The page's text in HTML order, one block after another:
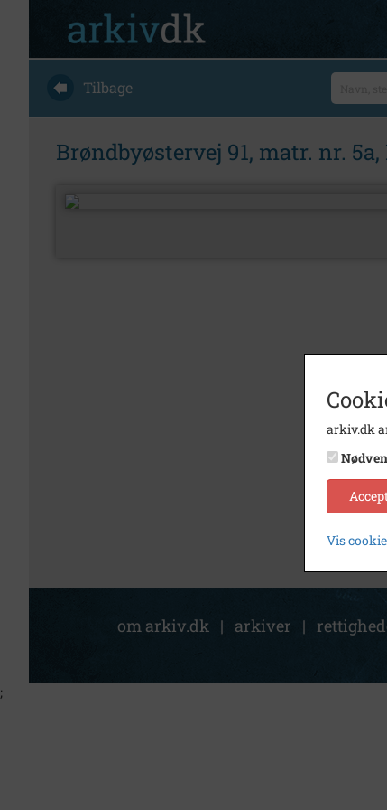
Tilbage
Brøndbyøstervej 91, matr. nr.
om arkiv.dk | arkiver |
arkiv.dk
Vis
;